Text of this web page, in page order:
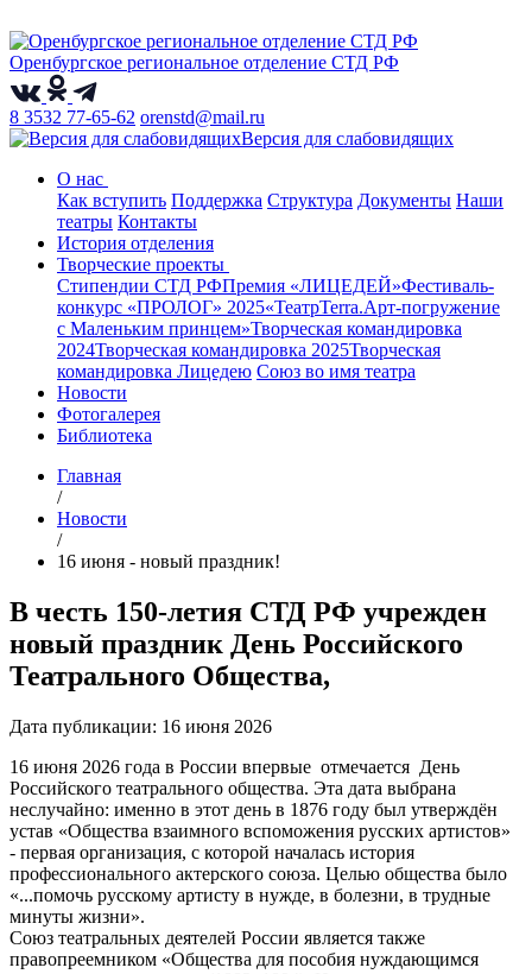
Оренбургское региональное отделение СТД РФ
8 3532 77-65-62 orenstd@mail.ru
Версия для слабовидящих
О нас
Как вступить Поддержка Структура Документы Наши
театры Контакты
История отделения
Творческие проекты
Стипендии СТД РФПремия «ЛИЦЕДЕЙ»Фестиваль-
конкурс «ПРОЛОГ» 2025«ТеатрТеrra.Арт-погружение
с Маленьким принцем»Творческая командировка
2024Творческая командировка 2025Творческая
командировка Лицедею Союз во имя театра
Новости
Фотогалерея
Библиотека
Главная
/
Новости
/
16 июня - новый праздник!
В честь 150-летия СТД РФ учрежден
новый праздник День Российского
Театрального Общества,
Дата публикации: 16 июня 2026
16 июня 2026 года в России впервые отмечается День
Российского театрального общества. Эта дата выбрана
неслучайно: именно в этот день в 1876 году был утверждён
устав «Общества взаимного вспоможения русских артистов»
- первая организация, с которой началась история
профессионального актерского союза. Целью общества было
«...помочь русскому артисту в нужде, в болезни, в трудные
минуты жизни».
Союз театральных деятелей России является также
правопреемником «Общества для пособия нуждающимся